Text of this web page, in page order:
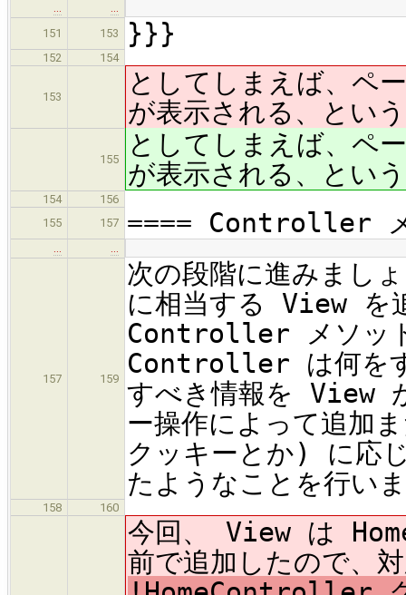
…
…
151
153 }}}
152 154
153
としてしまえば、
が表示される、という
155
としてしまえば、
が表示される、という
154
156
155
157 ==== Controller メ
… …
157 159
次の段階に進みまし
に相当する View を
Controller メソッド
Controller は何をす
すべき情報を View
ー操作によって追加
クッキーとか) に応
たようなことを行い
158 160
今回、 View は
前で追加したので